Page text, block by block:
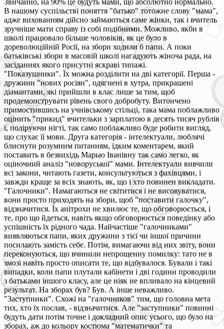
В нашому суспільстві поняття "батько" тотожне слову "мама",
адже вихованням дійсно займаються саме жінки, так і вчитель
зручніше мати справу із собі подібними. Можливо, якби в
школі працювало більше чоловіків, як це було в
дореволюційній Росії, на збори ходили б папи. А поки
батьківські збори в масовій школі нагадують жіноча рада, на
засіданнях якого присутні яскраві типажі.
"Показушники". Їх можна розділити на дві категорії. Перша -
дружини "нових росіян", одягнені в хутра, прикрашені
діамантами, які прийшли в клас лише за тим, щоб
продемонструвати рівень свого добробуту. Витончено
примостившись на учнівському стільці, така мама поблажливо
оцінить "прикид" вчительки з зарплатою в десять тисяч рублів
і, поліруючи нігті, так само поблажливо буде робити вигляд,
що слухає її мови. Друга категорія - інтелектуали, люблячі
блиснути розумним питанням, їдким коментарем, який
поставить в безвихідь Марью Іванівну так само легко, як
оціночний аналіз "новоруської" мами. Інтелектуали вивчили
всі закони, читають газети, консультуються з фахівцями, і
завжди краще за всіх знають, як, що і хто повинен викладати.
"Галочники". Намагаються не світитися і не висовуватися,
вони просто приходять на збори, щоб "поставити галочку",
відзначитися. Їх анітрохи не хвилює те, що обговорюється, і
те, про що йдеться, навіть якщо обговорюється поведінку або
успішність їх рідного чада. Найчастіше "галочниками"
виявляються папи, яких дружини з тієї чи іншої причини
посилають замість себе. Потім, вимагаючи від них звіту, вони
переконуються, що вчинили непрощенну помилку: тато не в
змозі навіть просто описати те, що відбувалося. Бували і такі
випадки, коли папи плутали кабінети і дві години проводили
з батьками іншого класу, але це ніяк не впливало на кінцевий
результат. На зборах був? Був. А інше неважливо.
"Заступники". Схожі на "галочников" тим, що головна мета
тих, хто їх послав, - відзначитися. Але "заступники" повинні
будуть дати потім точне і докладний опис усього, що було на
зборах, аж до кольору костюма "математички" та